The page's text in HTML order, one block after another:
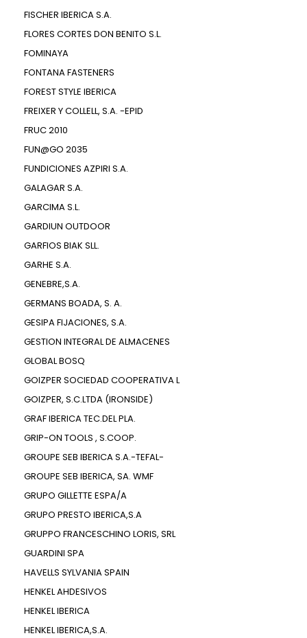
FISCHER IBERICA S.A.
FLORES CORTES DON BENITO S.L.
FOMINAYA
FONTANA FASTENERS
FOREST STYLE IBERICA
FREIXER Y COLLELL, S.A. -EPID
FRUC 2010
FUN@GO 2035
FUNDICIONES AZPIRI S.A.
GALAGAR S.A.
GARCIMA S.L.
GARDIUN OUTDOOR
GARFIOS BIAK SLL.
GARHE S.A.
GENEBRE,S.A.
GERMANS BOADA, S. A.
GESIPA FIJACIONES, S.A.
GESTION INTEGRAL DE ALMACENES
GLOBAL BOSQ
GOIZPER SOCIEDAD COOPERATIVA L
GOIZPER, S.C.LTDA (IRONSIDE)
GRAF IBERICA TEC.DEL PLA.
GRIP-ON TOOLS , S.COOP.
GROUPE SEB IBERICA S.A.-TEFAL-
GROUPE SEB IBERICA, SA. WMF
GRUPO GILLETTE ESPA/A
GRUPO PRESTO IBERICA,S.A
GRUPPO FRANCESCHINO LORIS, SRL
GUARDINI SPA
HAVELLS SYLVANIA SPAIN
HENKEL AHDESIVOS
HENKEL IBERICA
HENKEL IBERICA,S.A.